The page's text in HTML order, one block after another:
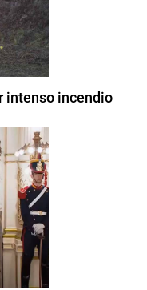
intenso incendio